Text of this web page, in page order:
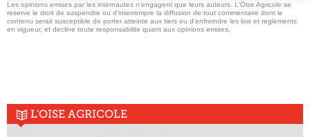
Les opinions emises par les internautes n'engagent que leurs auteurs. L'Oise Agricole se
reserve le droit de suspendre ou d'interrompre la diffusion de tout commentaire dont le
contenu serait susceptible de porter atteinte aux tiers ou d'enfreindre les lois et reglements
en vigueur, et decline toute responsabilite quant aux opinions emises,
L'OISE AGRICOLE